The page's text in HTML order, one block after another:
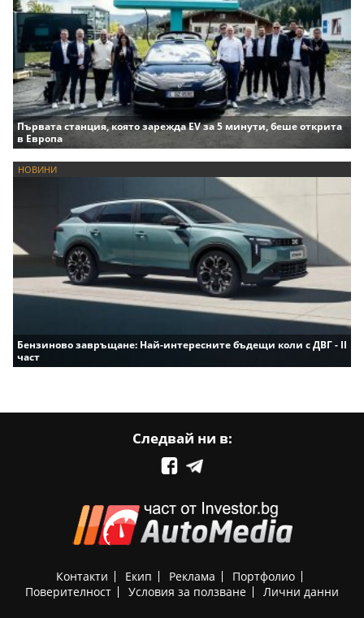
Първата станция, която зарежда EV за 5 минути, беше открита
в Европа
НОВИНИ
Бензиново завръщане: Най-интересните бъдещи коли с ДВГ - II
част
Следвай ни в:
Контакти Екип Реклама
Портфолио
Поверителност
Условия за ползване Лични данни